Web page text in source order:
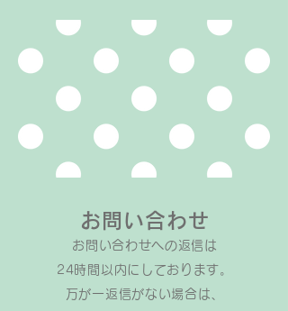
お問い合わせ
お問い合わせへの返信は​
24時間以内にしております。
万が一返信がない場合は、